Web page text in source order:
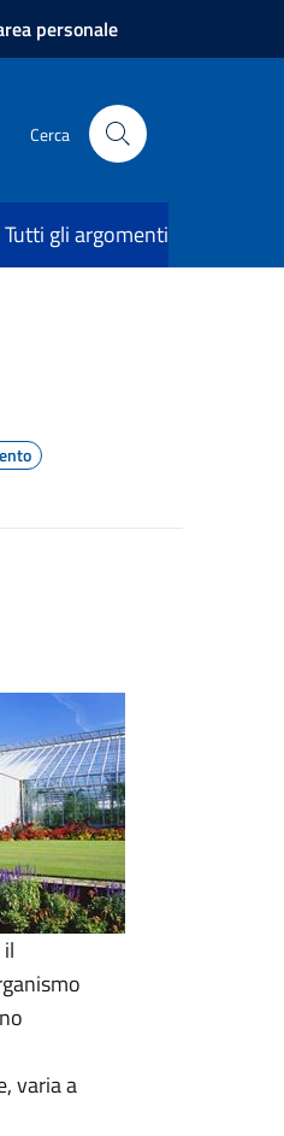
personale
Cerca
Tutti gli argomenti
varia a